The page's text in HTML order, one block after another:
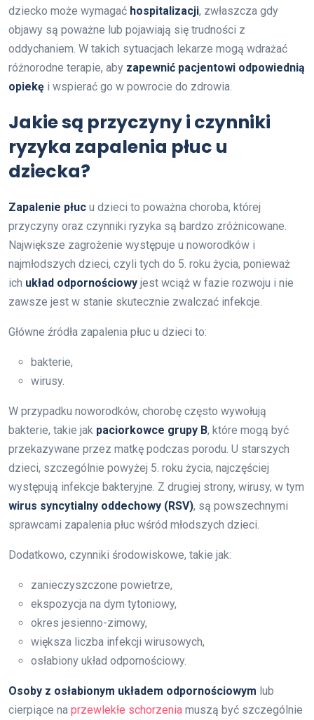
dziecko może wymagać hospitalizacji, zwłaszcza gdy
objawy są poważne lub pojawiają się trudności z
oddychaniem. W takich sytuacjach lekarze mogą wdrażać
różnorodne terapie, aby zapewnić pacjentowi odpowiednią
opiekę i wspierać go w powrocie do zdrowia.
Jakie są przyczyny i czynniki
ryzyka zapalenia płuc u
dziecka?
Zapalenie płuc u dzieci to poważna choroba, której
przyczyny oraz czynniki ryzyka są bardzo zróżnicowane.
Największe zagrożenie występuje u noworodków i
najmłodszych dzieci, czyli tych do 5. roku życia, ponieważ
ich układ odpornościowy jest wciąż w fazie rozwoju i nie
zawsze jest w stanie skutecznie zwalczać infekcje.
Główne źródła zapalenia płuc u dzieci to:
bakterie,
wirusy.
W przypadku noworodków, chorobę często wywołują
bakterie, takie jak paciorkowce grupy B, które mogą być
przekazywane przez matkę podczas porodu. U starszych
dzieci, szczególnie powyżej 5. roku życia, najczęściej
występują infekcje bakteryjne. Z drugiej strony, wirusy, w tym
wirus syncytialny oddechowy (RSV), są powszechnymi
sprawcami zapalenia płuc wśród młodszych dzieci.
Dodatkowo, czynniki środowiskowe, takie jak:
zanieczyszczone powietrze,
ekspozycja na dym tytoniowy,
okres jesienno-zimowy,
większa liczba infekcji wirusowych,
osłabiony układ odpornościowy.
Osoby z osłabionym układem odpornościowym lub
cierpiące na przewlekłe schorzenia muszą być szczególnie